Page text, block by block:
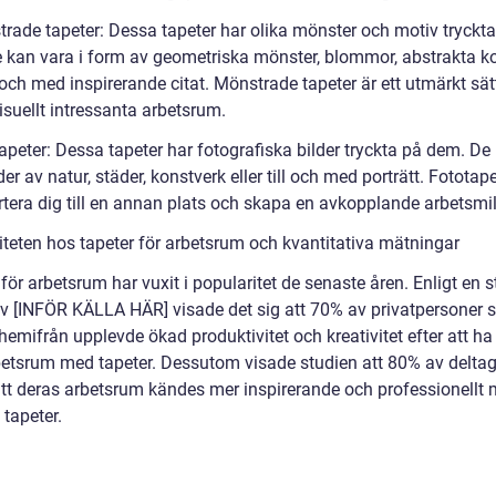
tapeter: Dessa tapeter har olika mönster och motiv
kan vara i form av geometriska mönster, blommor, abstrakta
med inspirerande citat. Mönstrade tapeter är ett utmärkt
intressanta arbetsrum.
Dessa tapeter har fotografiska bilder tryckta på dem. De
av natur, städer, konstverk eller till och med porträtt.
dig till en annan plats och skapa en avkopplande
hos tapeter för arbetsrum och kvantitativa mätningar
arbetsrum har vuxit i popularitet de senaste åren. Enligt en
[INFÖR KÄLLA HÄR] visade det sig att 70% av privatpersoner
upplevde ökad produktivitet och kreativitet efter att
med tapeter. Dessutom visade studien att 80% av
deras arbetsrum kändes mer inspirerande och professionellt